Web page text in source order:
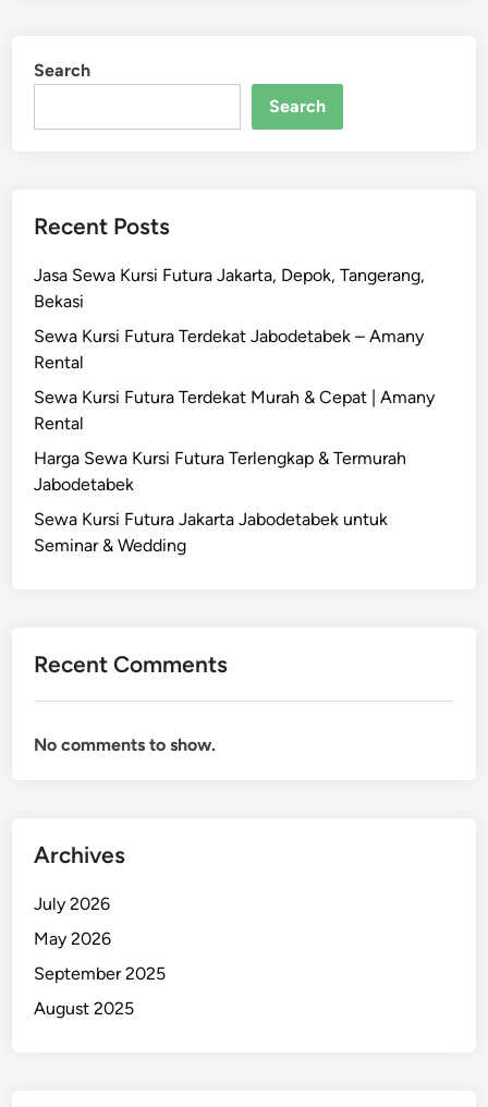
Search
Search
Recent Posts
Jasa Sewa Kursi Futura Jakarta, Depok, Tangerang,
Bekasi
Sewa Kursi Futura Terdekat Jabodetabek – Amany
Rental
Sewa Kursi Futura Terdekat Murah & Cepat | Amany
Rental
Harga Sewa Kursi Futura Terlengkap & Termurah
Jabodetabek
Sewa Kursi Futura Jakarta Jabodetabek untuk
Seminar & Wedding
Recent Comments
No comments to show.
Archives
July 2026
May 2026
September 2025
August 2025